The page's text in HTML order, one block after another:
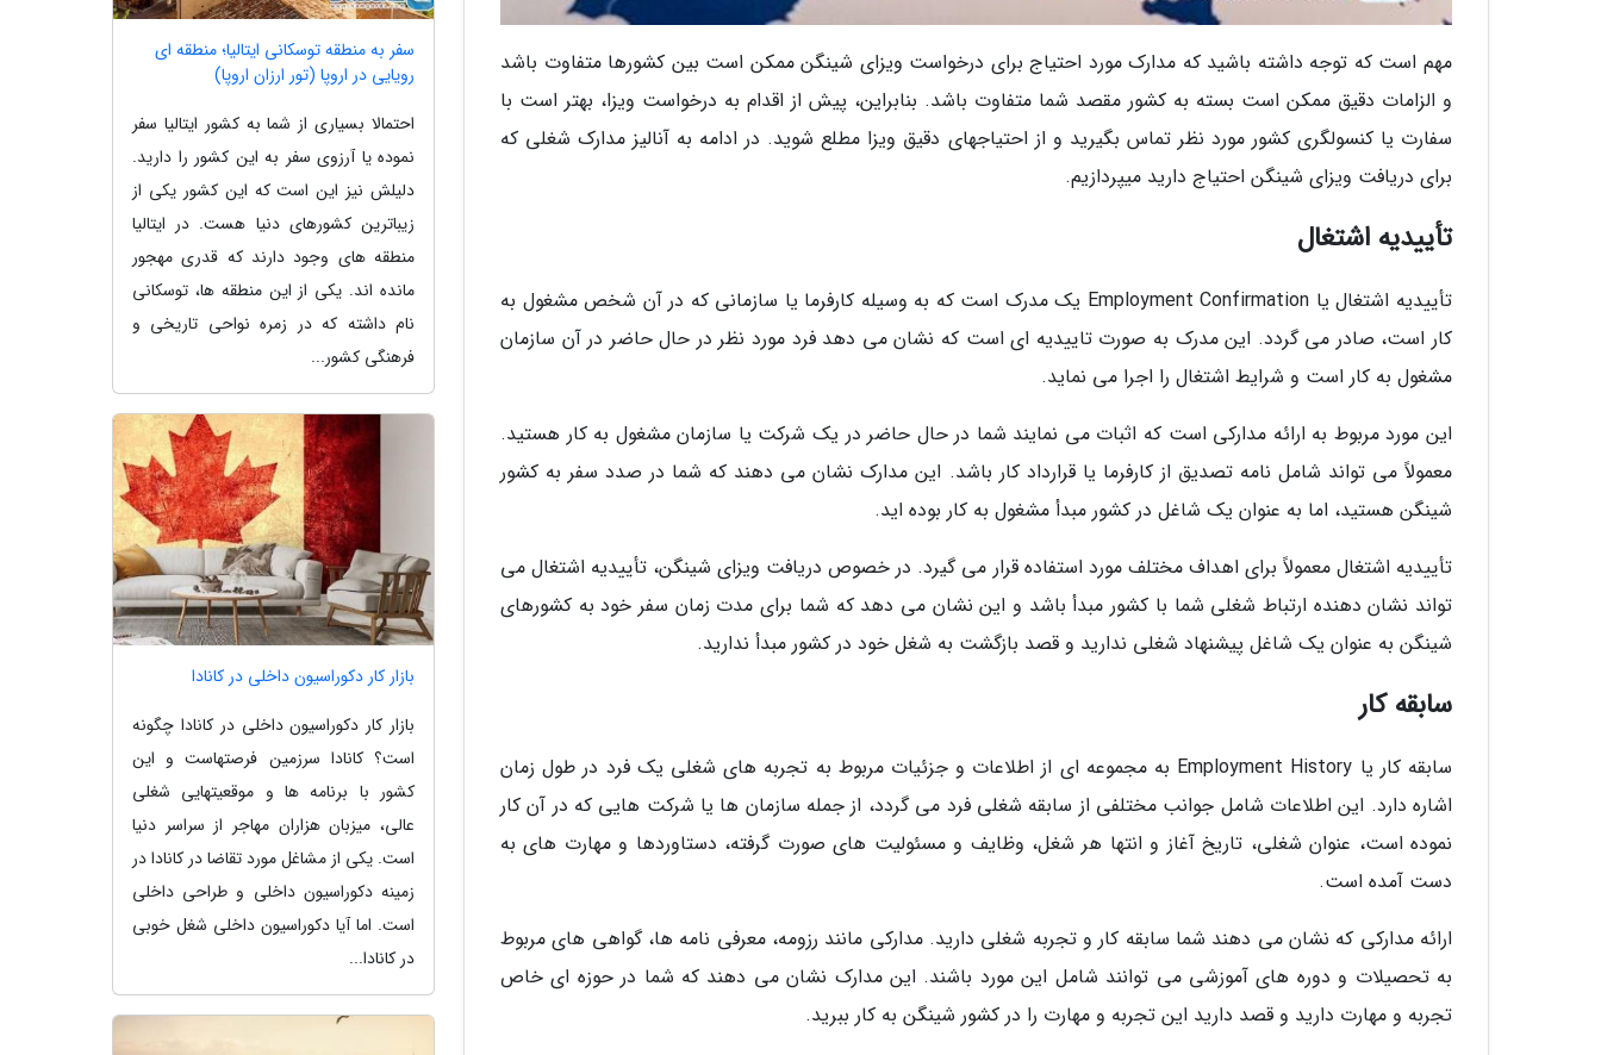
مهم است که توجه داشته باشید که مدارک مورد احتیاج برای درخواست ویزای شینگن ممکن است بین کشورها متفاوت باشد
و الزامات دقیق ممکن است بسته به کشور مقصد شما متفاوت باشد. بنابراین، پیش از اقدام به درخواست ویزا، بهتر است با
سفارت یا کنسولگری کشور مورد نظر تماس بگیرید و از احتیاجهای دقیق ویزا مطلع شوید. در ادامه به آنالیز مدارک شغلی که
برای دریافت ویزای شینگن احتیاج دارید میپردازیم.
تأییدیه اشتغال
تأییدیه اشتغال یا Employment Confirmation یک مدرک است که به وسیله کارفرما یا سازمانی که در آن شخص مشغول به
کار است، صادر می گردد. این مدرک به صورت تاییدیه ای است که نشان می دهد فرد مورد نظر در حال حاضر در آن سازمان
مشغول به کار است و شرایط اشتغال را اجرا می نماید.
این مورد مربوط به ارائه مدارکی است که اثبات می نمایند شما در حال حاضر در یک شرکت یا سازمان مشغول به کار هستید.
معمولاً می تواند شامل نامه تصدیق از کارفرما یا قرارداد کار باشد. این مدارک نشان می دهند که شما در صدد سفر به کشور
شینگن هستید، اما به عنوان یک شاغل در کشور مبدأ مشغول به کار بوده اید.
تأییدیه اشتغال معمولاً برای اهداف مختلف مورد استفاده قرار می گیرد. در خصوص دریافت ویزای شینگن، تأییدیه اشتغال می
تواند نشان دهنده ارتباط شغلی شما با کشور مبدأ باشد و این نشان می دهد که شما برای مدت زمان سفر خود به کشورهای
شینگن به عنوان یک شاغل پیشنهاد شغلی ندارید و قصد بازگشت به شغل خود در کشور مبدأ ندارید.
سابقه کار
سابقه کار یا Employment History به مجموعه ای از اطلاعات و جزئیات مربوط به تجربه های شغلی یک فرد در طول زمان
اشاره دارد. این اطلاعات شامل جوانب مختلفی از سابقه شغلی فرد می گردد، از جمله سازمان ها یا شرکت هایی که در آن کار
نموده است، عنوان شغلی، تاریخ آغاز و انتها هر شغل، وظایف و مسئولیت های صورت گرفته، دستاوردها و مهارت های به
دست آمده است.
ارائه مدارکی که نشان می دهند شما سابقه کار و تجربه شغلی دارید. مدارکی مانند رزومه، معرفی نامه ها، گواهی های مربوط
به تحصیلات و دوره های آموزشی می توانند شامل این مورد باشند. این مدارک نشان می دهند که شما در حوزه ای خاص
تجربه و مهارت دارید و قصد دارید این تجربه و مهارت را در کشور شینگن به کار ببرید.
سفر به منطقه توسکانی ایتالیا؛ منطقه ای
رویایی در اروپا (تور ارزان اروپا)
احتمالا بسیاری از شما به کشور ایتالیا سفر
نموده یا آرزوی سفر به این کشور را دارید.
دلیلش نیز این است که این کشور یکی از
زیباترین کشورهای دنیا هست. در ایتالیا
منطقه های وجود دارند که قدری مهجور
مانده اند. یکی از این منطقه ها، توسکانی
نام داشته که در زمره نواحی تاریخی و
فرهنگی کشور...
بازار کار دکوراسیون داخلی در کانادا
بازار کار دکوراسیون داخلی در کانادا چگونه
است؟ کانادا سرزمین فرصتهاست و این
کشور با برنامه ها و موقعیتهایی شغلی
عالی، میزبان هزاران مهاجر از سراسر دنیا
است. یکی از مشاغل مورد تقاضا در کانادا در
زمینه دکوراسیون داخلی و طراحی داخلی
است. اما آیا دکوراسیون داخلی شغل خوبی
در کانادا...